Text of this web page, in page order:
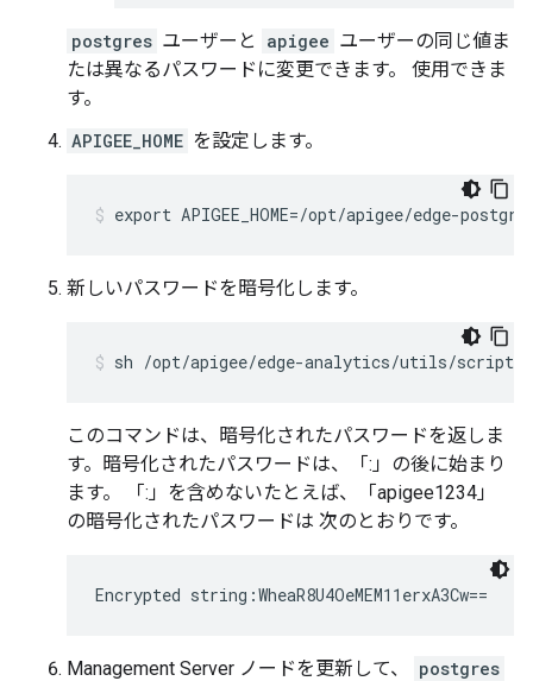
postgres ユーザーと apigee ユーザーの同じ値ま
たは異なるパスワードに変更できます。 使用できま
す。
APIGEE_HOME を設定します。
export APIGEE_HOME=/opt/apigee/edge-
新しいパスワードを暗号化します。
sh /opt/apigee/edge-analytics/utils/
このコマンドは、暗号化されたパスワードを返しま
す。暗号化されたパスワードは、「:」の後に始まり
ます。 「:」を含めないたとえば、「apigee1234」
の暗号化されたパスワードは 次のとおりです。
Encrypted string:WheaR8U4OeMEM11erxA3Cw==
Management Server ノードを更新して、
postgres